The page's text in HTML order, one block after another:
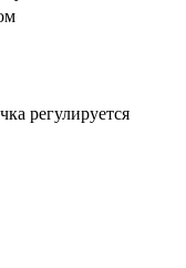
регулируется